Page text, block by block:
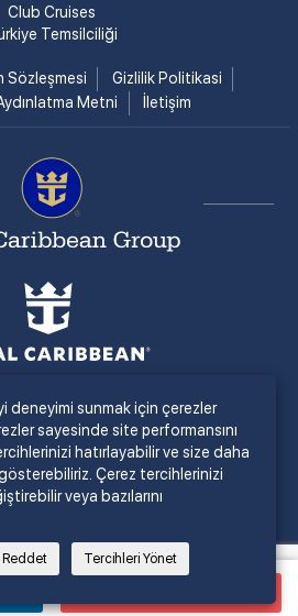
Club Cruises
Temsilciliği
Sözleşmesi
Gizlilik Politikasi
Metni
İletişim
deneyimi sunmak için çerezler
sayesinde site performansını
hatırlayabilir ve size daha
Çerez tercihlerinizi
veya bazılarını
Reddet Tercihleri Yönet